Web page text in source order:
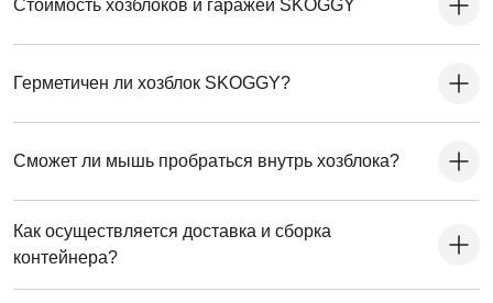
Стоимость хозблоков и гаражей SKOGGY
Герметичен ли хозблок SKOGGY?
Сможет ли мышь пробраться внутрь хозблока?
Как осуществляется доставка и сборка
контейнера?